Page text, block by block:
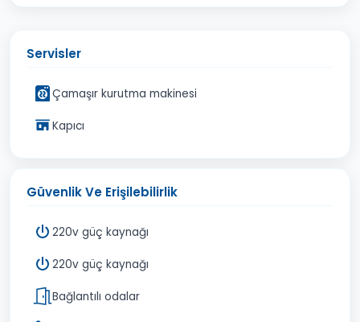
Servisler
Çamaşır kurutma makinesi
Kapıcı
Güvenlik Ve Erişilebilirlik
220v güç kaynağı
220v güç kaynağı
Bağlantılı odalar